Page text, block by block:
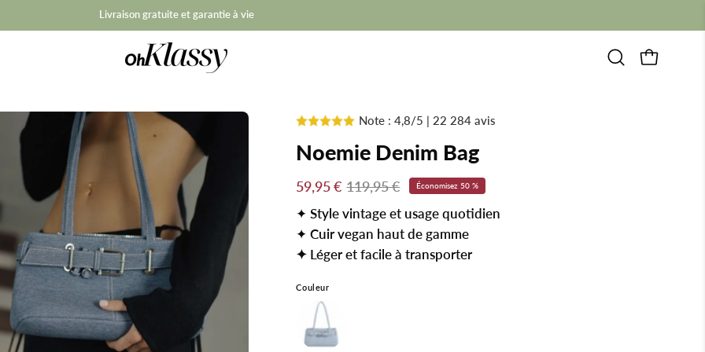
OuvrirCHARIOT
Note : 4,8/5 | 22 284 avis
Noemie Denim Bag
59,95 € 119,95 € Économisez 50 %
✦Style vintage et usage quotidien
✦Cuir vegan haut de gamme
✦ Léger et facile à transporter
Couleur